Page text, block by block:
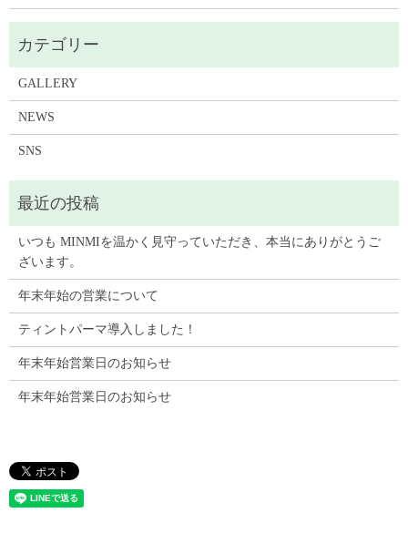
GALLERY
NEWS
SNS
いつも MINMIを温かく見守っていただき、本当にありがとうご
ざいます。
年末年始の営業について
ティントパーマ導入しました！
年末年始営業日のお知らせ
年末年始営業日のお知らせ